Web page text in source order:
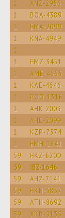
1 XNZ-2956
1 BOA-4389
1 EMA-2099
1 KNA-4949
1
1 EMZ-3451
1 AME-4665
1 KAE-4646
1 POO-1316
1 AHK-2003
1 AHE-2099
1 KZP-7574
1 EMH-1841
59 HKZ-6200
59 IBZ-1646
59 AHZ-7141
59 HKN-5837
59 ATH-8692
59 XKB-9135